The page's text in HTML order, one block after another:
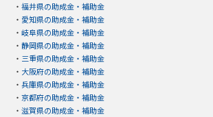
・ 福井県の助成金・補助金
・ 愛知県の助成金・補助金
・ 岐阜県の助成金・補助金
・ 静岡県の助成金・補助金
・ 三重県の助成金・補助金
・ 大阪府の助成金・補助金
・ 兵庫県の助成金・補助金
・ 京都府の助成金・補助金
・ 滋賀県の助成金・補助金